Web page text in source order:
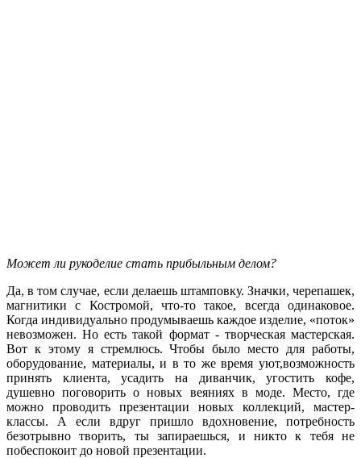
Может ли рукоделие стать прибыльным делом?
Да, в том случае, если делаешь штамповку. Значки, черепашек,
магнитики с Костромой, что-то такое, всегда одинаковое.
Когда индивидуально продумываешь каждое изделие, «поток»
невозможен. Но есть такой формат - творческая мастерская.
Вот к этому я стремлюсь. Чтобы было место для работы,
оборудование, материалы, и в то же время уют,возможность
принять клиента, усадить на диванчик, угостить кофе,
душевно поговорить о новых веяниях в моде. Место, где
можно проводить презентации новых коллекций, мастер-
классы. А если вдруг пришло вдохновение, потребность
безотрывно творить, ты запираешься, и никто к тебя не
побеспокоит до новой презентации.